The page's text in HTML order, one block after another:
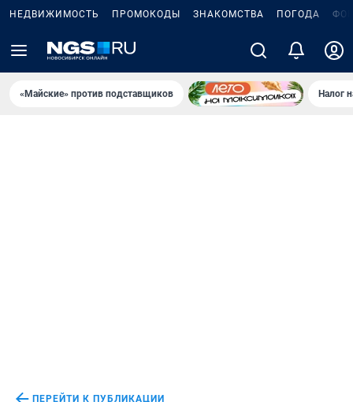
НЕДВИЖИМОСТЬ ПРОМОКОДЫ ЗНАКОМСТВА ПОГОДА
«Майские» против подставщиков Налог
ПЕРЕЙТИ К ПУБЛИКАЦИИ